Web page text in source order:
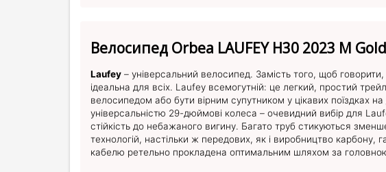
Велосипед Orbea LAUFEY H30 2023 M
Laufey – універсальний велосипед. Замість того, щоб
ідеальна для всіх. Laufey всемогутній: це легкий, простий
велосипедом або бути вірним супутником у цікавих поїздках
універсальністю 29-дюймові колеса – очевидний вибір для
стійкість до небажаного вигину. Багато труб стикуються
технологій, настільки ж передових, як і виробництво карбону,
кабелю ретельно прокладена оптимальним шляхом за